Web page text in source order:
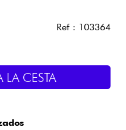
Ref : 103364
LA CESTA